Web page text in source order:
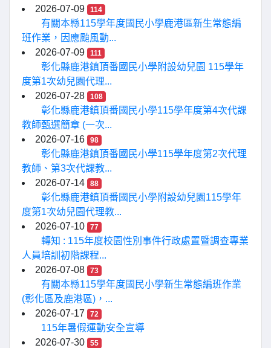
2026-07-09 114
有關本縣115學年度國民小學鹿港區新生常態編
班作業，因應颱風動...
2026-07-09
111
彰化縣鹿港鎮頂番國民小學附設幼兒園 115學年
度第1次幼兒園代理...
2026-07-28
108
彰化縣鹿港鎮頂番國民小學115學年度第4次代課
教師甄選簡章 (一次...
2026-07-16
98
彰化縣鹿港鎮頂番國民小學115學年度第2次代理
教師、第3次代課教...
2026-07-14
88
彰化縣鹿港鎮頂番國民小學附設幼兒園115學年
度第1次幼兒園代理教...
2026-07-10
77
轉知 : 115年度校園性別事件行政處置暨調查專業
人員培訓初階課程...
2026-07-08
73
有關本縣115學年度國民小學新生常態編班作業
(彰化區及鹿港區)，...
2026-07-17
72
115年暑假運動安全宣導
2026-07-30
55